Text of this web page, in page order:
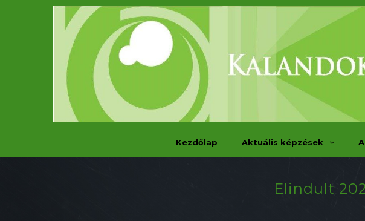
Kezdőlap Aktuális képzések
Elindult